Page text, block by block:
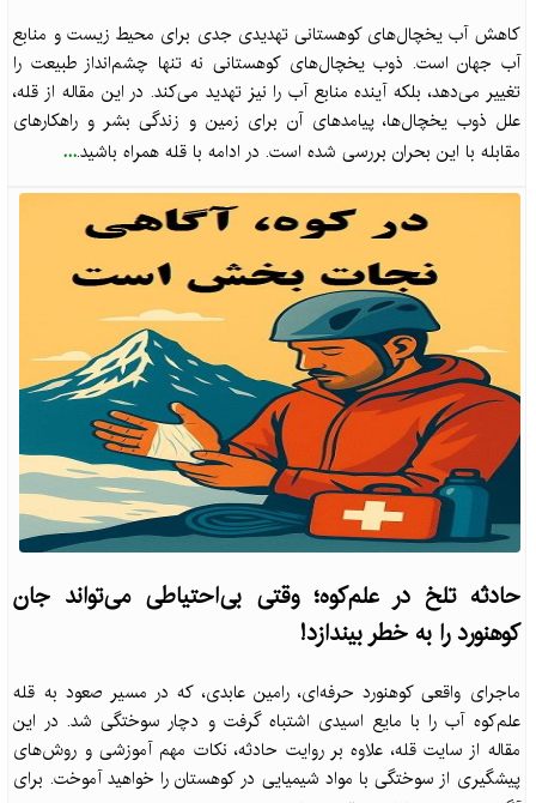
کاهش آب یخچال‌های کوهستانی تهدیدی جدی برای محیط زیست و منابع
آب جهان است. ذوب یخچال‌های کوهستانی نه تنها چشم‌انداز طبیعت را
تغییر می‌دهد، بلکه آینده منابع آب را نیز تهدید می‌کند. در این مقاله از قله،
علل ذوب یخچال‌ها، پیامدهای آن برای زمین و زندگی بشر و راهکارهای
مقابله با این بحران بررسی شده است. در ادامه با قله همراه باشید....
حادثه تلخ در علم‌کوه؛ وقتی بی‌احتیاطی می‌تواند جان
کوهنورد را به خطر بیندازد!
ماجرای واقعی کوهنورد حرفه‌ای، رامین عابدی، که در مسیر صعود به قله
علم‌کوه آب را با مایع اسیدی اشتباه گرفت و دچار سوختگی شد. در این
مقاله از سایت قله، علاوه بر روایت حادثه، نکات مهم آموزشی و روش‌های
پیشگیری از سوختگی با مواد شیمیایی در کوهستان را خواهید آموخت. برای